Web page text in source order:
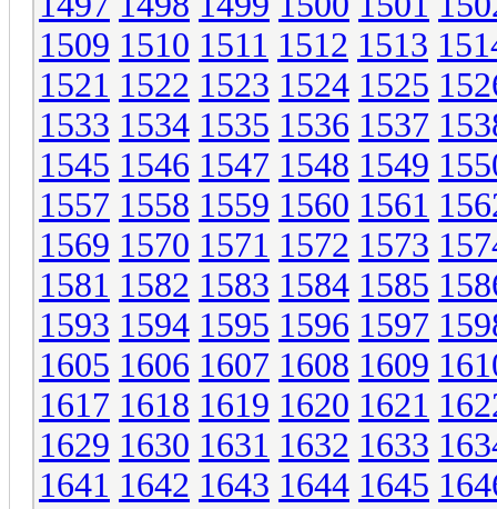
1509 1510 1511 1512 1513
1521 1522 1523 1524 1525
1533 1534 1535 1536 1537
1545 1546 1547 1548 1549
1557 1558 1559 1560 1561
1569 1570 1571 1572 1573
1581 1582 1583 1584 1585
1593 1594 1595 1596 1597
1605 1606 1607 1608 1609
1617 1618 1619 1620 1621
1629 1630 1631 1632 1633
1641 1642 1643 1644 1645